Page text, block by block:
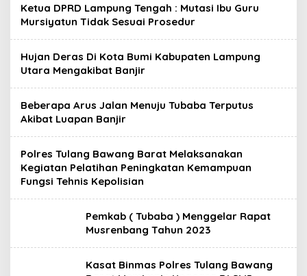
Ketua DPRD Lampung Tengah : Mutasi Ibu Guru
Mursiyatun Tidak Sesuai Prosedur
Hujan Deras Di Kota Bumi Kabupaten Lampung
Utara Mengakibat Banjir
Beberapa Arus Jalan Menuju Tubaba Terputus
Akibat Luapan Banjir
Polres Tulang Bawang Barat Melaksanakan
Kegiatan Pelatihan Peningkatan Kemampuan
Fungsi Tehnis Kepolisian
Pemkab ( Tubaba ) Menggelar Rapat
Musrenbang Tahun 2023
Kasat Binmas Polres Tulang Bawang